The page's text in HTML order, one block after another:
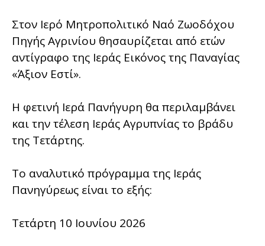
Στον Ιερό Μητροπολιτικό Ναό Ζωοδόχου
Πηγής Αγρινίου θησαυρίζεται από ετών
αντίγραφο της Ιεράς Εικόνος της Παναγίας
«Άξιον Εστί».
Η φετινή Ιερά Πανήγυρη θα περιλαμβάνει
και την τέλεση Ιεράς Αγρυπνίας το βράδυ
της Τετάρτης.
Το αναλυτικό πρόγραμμα της Ιεράς
Πανηγύρεως είναι το εξής:
Τετάρτη 10 Ιουνίου 2026